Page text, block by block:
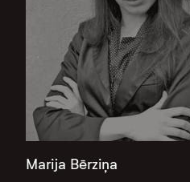
Marija Bērziņa